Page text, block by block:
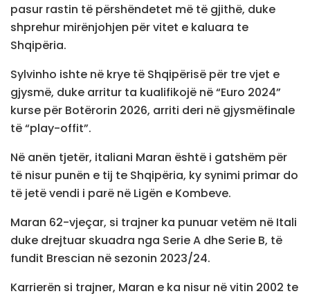
pasur rastin të përshëndetet më të gjithë, duke
shprehur mirënjohjen për vitet e kaluara te
Shqipëria.
Sylvinho ishte në krye të Shqipërisë për tre vjet e
gjysmë, duke arritur ta kualifikojë në “Euro 2024”
kurse për Botërorin 2026, arriti deri në gjysmëfinale
të “play-offit”.
Në anën tjetër, italiani Maran është i gatshëm për
të nisur punën e tij te Shqipëria, ky synimi primar do
të jetë vendi i parë në Ligën e Kombeve.
Maran 62-vjeçar, si trajner ka punuar vetëm në Itali
duke drejtuar skuadra nga Serie A dhe Serie B, të
fundit Brescian në sezonin 2023/24.
Karrierën si trajner, Maran e ka nisur në vitin 2002 te